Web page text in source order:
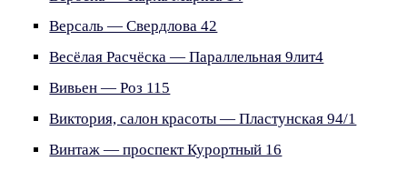
Версаль — Свердлова 42
Весёлая Расчёска — Параллельная 9лит4
Вивьен — Роз 115
Виктория, салон красоты — Пластунская 94/1
Винтаж — проспект Курортный 16